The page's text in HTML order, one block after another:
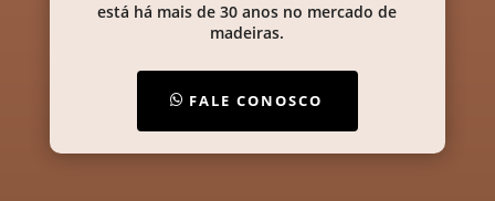
está há mais de 30 anos no mercado de
madeiras.
FALE CONOSCO